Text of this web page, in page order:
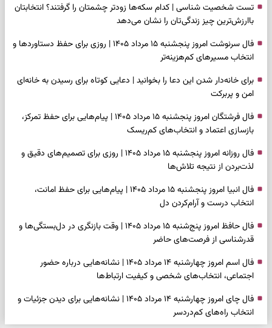
تست شخصیت شناسی | کدام سکه‌ها زودتر چشمتان را گرفتند؟ انتخابتان
باارزش‌ترین چیز زندگی‌تان را نشان می‌دهد
فال سرنوشت امروز پنجشنبه ۱۵ مرداد ۱۴۰۵ | روزی برای حفظ دستاوردها و
انتخاب مسیرهای کم‌هزینه‌تر
برای خانه‌دار شدن این دعا را بخوانید | دعایی کوتاه برای رسیدن به خانه‌ای
امن و پربرکت
فال فرشتگان امروز پنجشنبه ۱۵ مرداد ۱۴۰۵ | پیام‌هایی برای حفظ تمرکز،
بازسازی اعتماد و انتخاب‌های کم‌ریسک
فال روزانه امروز پنجشنبه ۱۵ مرداد ۱۴۰۵ | روزی برای تصمیم‌های دقیق و
لذت‌بردن از نتیجه تلاش‌ها
فال انبیا امروز پنجشنبه ۱۵ مرداد ۱۴۰۵ | پیام‌هایی برای حفظ امانت،
انتخاب درست و آرام‌کردن دل
فال حافظ امروز پنج‌شنبه ۱۵ مرداد ۱۴۰۵ | وقت بازنگری در دل‌بستگی‌ها و
قدرشناسی از فرصت‌های حاضر
فال اسم امروز چهارشنبه ۱۴ مرداد ۱۴۰۵ | نشانه‌هایی درباره حضور
اجتماعی، انتخاب‌های شخصی و کیفیت ارتباط‌ها
فال چای امروز چهارشنبه ۱۴ مرداد ۱۴۰۵ | نشانه‌هایی برای دیدن جزئیات و
انتخاب راه‌های کم‌دردسر